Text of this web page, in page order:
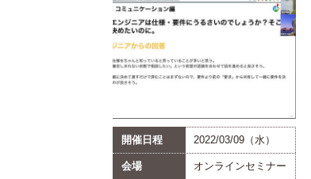
開催日程 2022/03/09（水）
会場 オンラインセミナー